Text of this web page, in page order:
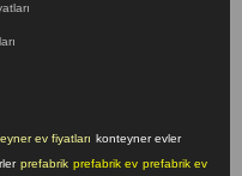
ev fiyatları konteyner evler
prefabrik prefabrik ev prefabrik ev